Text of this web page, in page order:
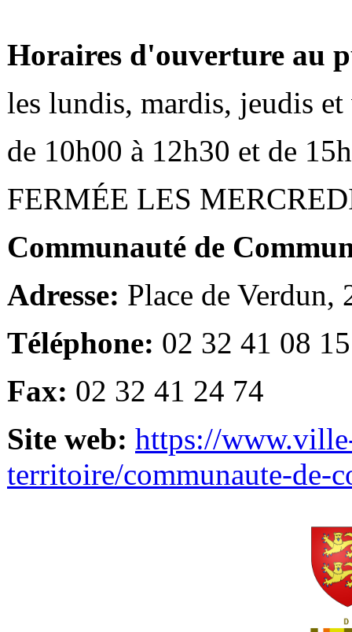
Horaires d'ouverture au
les lundis, mardis, jeudis et
de 10h00 à 12h30 et de
FERMÉE LES
Communauté de
Adresse: Place de Verdun,
Téléphone: 02 32 41 08 15
Fax: 02 32 41 24 74
Site web: https://
territoire/communaute-de-